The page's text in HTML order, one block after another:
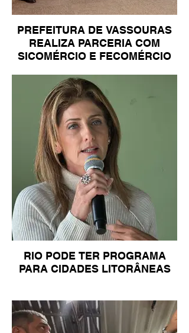
PREFEITURA DE VASSOURAS
REALIZA PARCERIA COM
SICOMÉRCIO E FECOMÉRCIO
RIO PODE TER PROGRAMA
PARA CIDADES LITORÂNEAS